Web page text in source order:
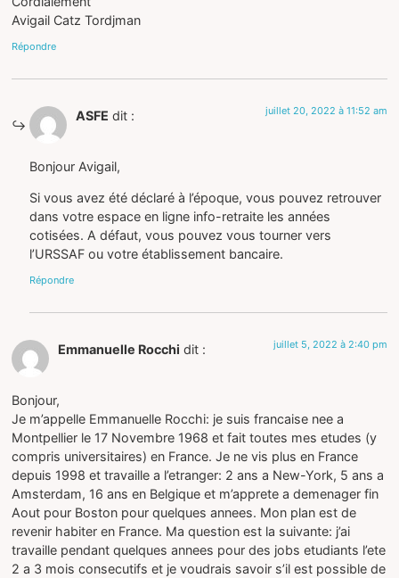
Avigail Catz Tordjman
Répondre
ASFE dit : juillet 20, 2022 à 11:52 am
Bonjour Avigail,
Si vous avez été déclaré à l’époque, vous pouvez retrouver
dans votre espace en ligne info-retraite les années
cotisées. A défaut, vous pouvez vous tourner vers
l’URSSAF ou votre établissement bancaire.
Répondre
Emmanuelle Rocchi dit : juillet 5, 2022 à 2:40 pm
Bonjour,
Je m’appelle Emmanuelle Rocchi: je suis francaise nee a
Montpellier le 17 Novembre 1968 et fait toutes mes etudes (y
compris universitaires) en France. Je ne vis plus en France
depuis 1998 et travaille a l’etranger: 2 ans a New-York, 5 ans a
Amsterdam, 16 ans en Belgique et m’apprete a demenager fin
Aout pour Boston pour quelques annees. Mon plan est de
revenir habiter en France. Ma question est la suivante: j’ai
travaille pendant quelques annees pour des jobs etudiants l’ete
2 a 3 mois consecutifs et je voudrais savoir s’il est possible de